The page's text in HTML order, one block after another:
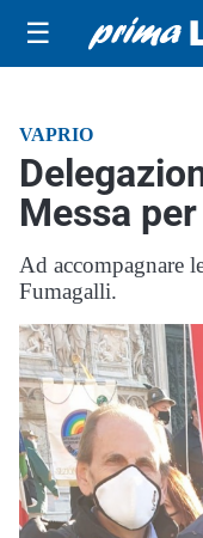
☰
VAPRIO
Messa
Ad accompagnare
Fumagalli.